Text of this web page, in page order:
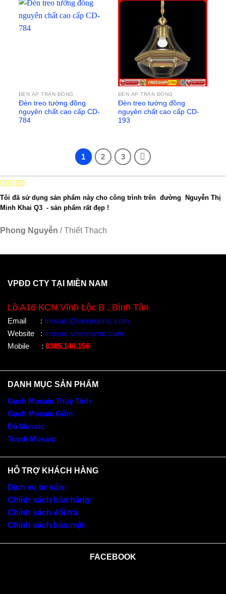
ĐÈN ÁP TRẦN ĐỒNG
Đèn treo tường đồng
nguyên chất cao cấp CD-
784
ĐÈN ÁP TRẦN ĐỒNG
Đèn treo tường đồng
nguyên chất cao cấp CD-
193
1 2 3
Tôi đã sử dụng sản phẩm này cho công trình trên đường Nguyễn Thị
Minh Khai Q3 - sản phẩm rất đẹp !
Phong Nguyễn /Thiết Thạch
VPĐD CTY TẠI MIỀN NAM
Lô A16 KCN Vĩnh Lộc B , Bình Tân
Email : mosaic@vinceramic.com
Website
: mosaic.vinceramic.com
Mobile
: 0385.140.156
DANH MỤC SẢN PHẨM
Gạch Mosaic Thuỷ Tinh
Gạch Mosaic Gốm
Đá Mosaic
Tranh Mosaic
HỖ TRỢ KHÁCH HÀNG
Dịch vụ tư vấn
Chính sách bán hàng
Chính sách đổi trả
Chính sách bảo mật
FACEBOOK